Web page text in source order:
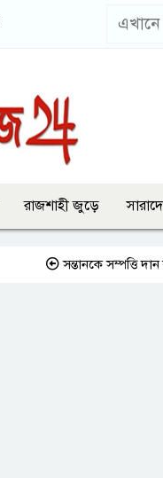
রাজশাহী জুড়ে
সন্তানকে সম্পত্তি দান করলেও